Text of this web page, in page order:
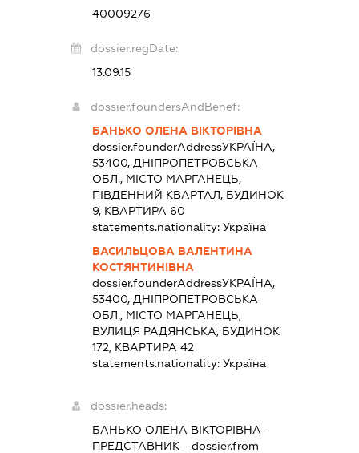
40009276
dossier.regDate:
13.09.15
dossier.foundersAndBenef:
БАНЬКО ОЛЕНА ВІКТОРІВНА
dossier.founderAddressУКРАЇНА,
53400, ДНІПРОПЕТРОВСЬКА
ОБЛ., МІСТО МАРГАНЕЦЬ,
ПІВДЕННИЙ КВАРТАЛ, БУДИНОК
9, КВАРТИРА 60
statements.nationality:Україна
ВАСИЛЬЦОВА ВАЛЕНТИНА
КОСТЯНТИНІВНА
dossier.founderAddressУКРАЇНА,
53400, ДНІПРОПЕТРОВСЬКА
ОБЛ., МІСТО МАРГАНЕЦЬ,
ВУЛИЦЯ РАДЯНСЬКА, БУДИНОК
172, КВАРТИРА 42
statements.nationality:Україна
dossier.heads:
БАНЬКО ОЛЕНА ВІКТОРІВНА -
ПРЕДСТАВНИК - dossier.from